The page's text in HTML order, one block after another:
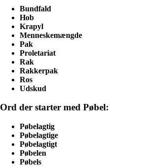
Bundfald
Hob
Krapyl
Menneskemængde
Pak
Proletariat
Rak
Rakkerpak
Ros
Udskud
Ord der starter med Pøbel:
Pøbelagtig
Pøbelagtige
Pøbelagtigt
Pøbelen
Pøbels